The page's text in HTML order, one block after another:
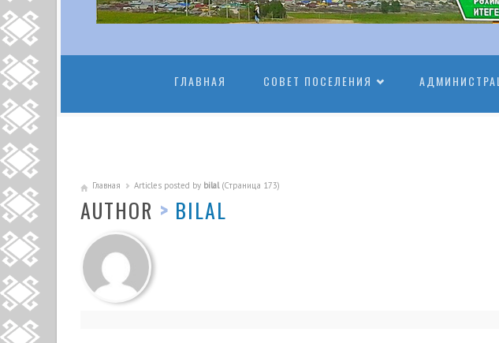
ГЛАВНАЯ
СОВЕТ ПОСЕЛЕНИЯ
Главная Articles posted by bilal(Страница 173)
AUTHOR > BILAL